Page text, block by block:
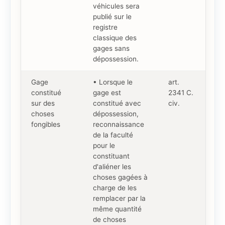
véhicules sera
publié sur le
registre
classique des
gages sans
dépossession.
Gage
constitué
sur des
choses
fongibles
• Lorsque le
gage est
constitué avec
dépossession,
reconnaissance
de la faculté
pour le
constituant
d'aliéner les
choses gagées à
charge de les
remplacer par la
même quantité
de choses
art.
2341 C.
civ.